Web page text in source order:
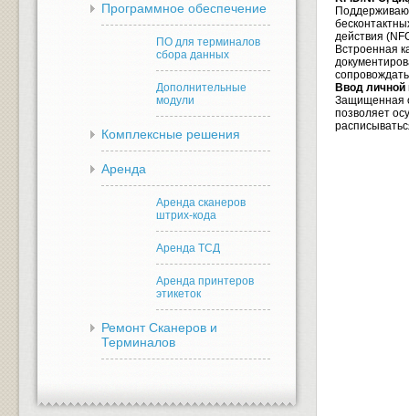
Программное обеспечение
ПО для терминалов
сбора данных
Дополнительные
модули
Комплексные решения
Аренда
Аренда сканеров
штрих-кода
Аренда ТСД
Аренда принтеров
этикеток
Ремонт Сканеров и
Терминалов
действия
Встроенная
Ввод личной
Защищенная
позволяет